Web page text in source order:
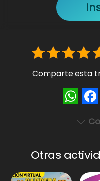
Comparte esta
W
h
t
s
F
a
e
b
Otras